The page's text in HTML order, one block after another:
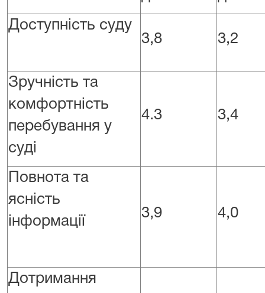
Доступність суду
3,8
3,2
Зручність та
комфортність
перебування у
суді
4.3 3,4
Повнота та
ясність
інформації
3,9 4,0
Дотримання